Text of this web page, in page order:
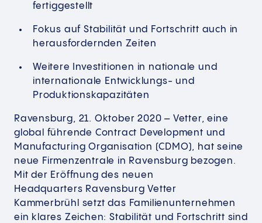
fertiggestellt
Fokus auf Stabilität und Fortschritt auch in
herausfordernden Zeiten
Weitere Investitionen in nationale und
internationale Entwicklungs- und
Produktionskapazitäten
Ravensburg, 21. Oktober 2020 – Vetter, eine
global führende Contract Development und
Manufacturing Organisation (CDMO), hat seine
neue Firmenzentrale in Ravensburg bezogen.
Mit der Eröffnung des neuen
Headquarters Ravensburg Vetter
Kammerbrühl setzt das Familienunternehmen
ein klares Zeichen: Stabilität und Fortschritt sind